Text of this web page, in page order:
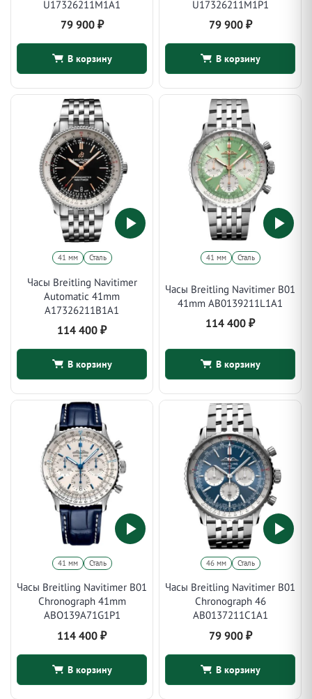
U17326211M1A1
79 900 ₽
В корзину
U17326211M1P1
79 900 ₽
В корзину
41 мм Сталь
Часы Breitling Navitimer
Automatic 41mm
A17326211B1A1
114 400 ₽
В корзину
41 мм Сталь
Часы Breitling Navitimer B01
41mm AB0139211L1A1
114 400 ₽
В корзину
41 мм Сталь
Часы Breitling Navitimer B01
Chronograph 41mm
ABO139A71G1P1
114 400 ₽
В корзину
46 мм Сталь
Часы Breitling Navitimer B01
Chronograph 46
AB0137211C1A1
79 900 ₽
В корзину